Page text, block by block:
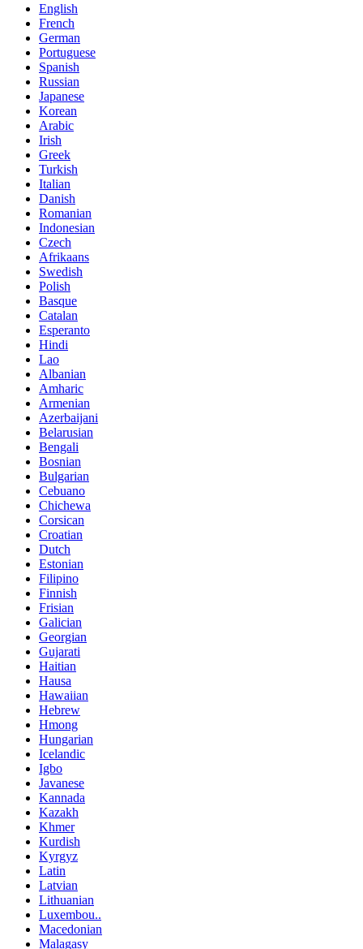
English
French
German
Portuguese
Spanish
Russian
Japanese
Korean
Arabic
Irish
Greek
Turkish
Italian
Danish
Romanian
Indonesian
Czech
Afrikaans
Swedish
Polish
Basque
Catalan
Esperanto
Hindi
Lao
Albanian
Amharic
Armenian
Azerbaijani
Belarusian
Bengali
Bosnian
Bulgarian
Cebuano
Chichewa
Corsican
Croatian
Dutch
Estonian
Filipino
Finnish
Frisian
Galician
Georgian
Gujarati
Haitian
Hausa
Hawaiian
Hebrew
Hmong
Hungarian
Icelandic
Igbo
Javanese
Kannada
Kazakh
Khmer
Kurdish
Kyrgyz
Latin
Latvian
Lithuanian
Luxembou..
Macedonian
Malagasy